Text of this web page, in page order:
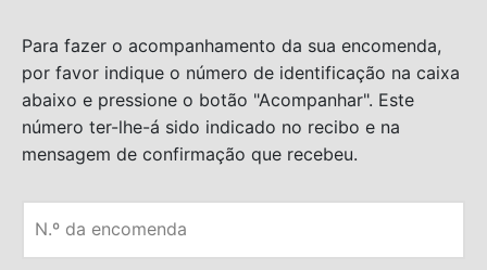
Para fazer o acompanhamento da sua encomenda,
por favor indique o número de identificação na caixa
abaixo e pressione o botão "Acompanhar". Este
número ter-lhe-á sido indicado no recibo e na
mensagem de confirmação que recebeu.
N.º da encomenda
Musas
Signos
Spice
newsletter